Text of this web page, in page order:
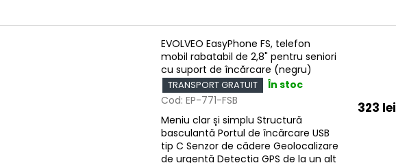
EVOLVEO EasyPhone FS, telefon
mobil rabatabil de 2,8" pentru seniori
cu suport de încărcare (negru)
TRANSPORT GRATUIT
În stoc
Cod: EP-771-FSB
Meniu clar și simplu Structură
basculantă Portul de încărcare USB
tip C Senzor de cădere Geolocalizare
de urgență Detecția GPS de la un alt
323 lei